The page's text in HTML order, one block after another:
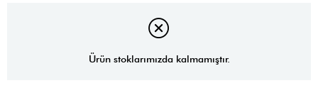
Ürün stoklarımızda kalmamıştır.